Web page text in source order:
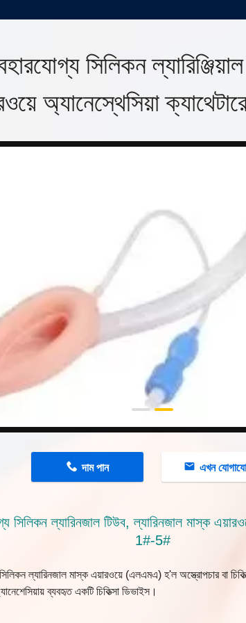
সিলিকন ল্যারিঞ্জিয়াল
অ্যানেস্থেসিয়া
দাম পান এখন
সিলিকন ল্যারিনজাল টিউব, ল্যারিনজাল মাস্ক
1#-5#
ল্যারিনজাল মাস্ক এয়ারওয়ে (এলএমএ) হ'ল অস্ত্রোপচার বা
ব্যবহৃত একটি চিকিত্সা ডিভাইস।